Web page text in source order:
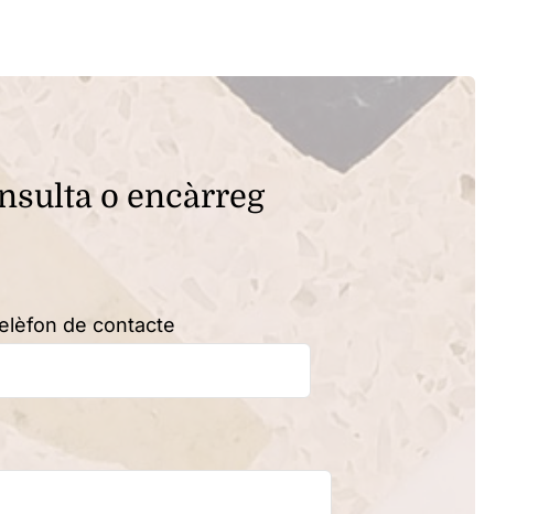
o encàrreg
de contacte